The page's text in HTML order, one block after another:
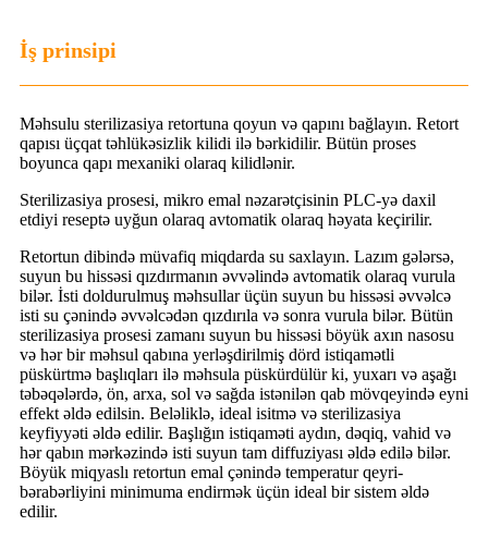
İş prinsipi
Məhsulu sterilizasiya retortuna qoyun və qapını bağlayın. Retort
qapısı üçqat təhlükəsizlik kilidi ilə bərkidilir. Bütün proses
boyunca qapı mexaniki olaraq kilidlənir.
Sterilizasiya prosesi, mikro emal nəzarətçisinin PLC-yə daxil
etdiyi reseptə uyğun olaraq avtomatik olaraq həyata keçirilir.
Retortun dibində müvafiq miqdarda su saxlayın. Lazım gələrsə,
suyun bu hissəsi qızdırmanın əvvəlində avtomatik olaraq vurula
bilər. İsti doldurulmuş məhsullar üçün suyun bu hissəsi əvvəlcə
isti su çənində əvvəlcədən qızdırıla və sonra vurula bilər. Bütün
sterilizasiya prosesi zamanı suyun bu hissəsi böyük axın nasosu
və hər bir məhsul qabına yerləşdirilmiş dörd istiqamətli
püskürtmə başlıqları ilə məhsula püskürdülür ki, yuxarı və aşağı
təbəqələrdə, ön, arxa, sol və sağda istənilən qab mövqeyində eyni
effekt əldə edilsin. Beləliklə, ideal isitmə və sterilizasiya
keyfiyyəti əldə edilir. Başlığın istiqaməti aydın, dəqiq, vahid və
hər qabın mərkəzində isti suyun tam diffuziyası əldə edilə bilər.
Böyük miqyaslı retortun emal çənində temperatur qeyri-
bərabərliyini minimuma endirmək üçün ideal bir sistem əldə
edilir.